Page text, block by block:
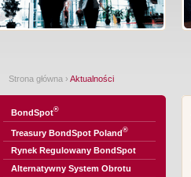
Strona główna › Aktualności
BondSpot®
Treasury BondSpot Poland®
Rynek Regulowany BondSpot
Alternatywny System Obrotu